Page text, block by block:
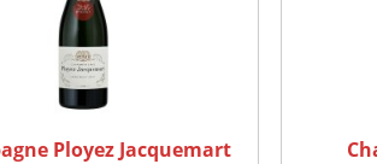
Ployez Jacquemart